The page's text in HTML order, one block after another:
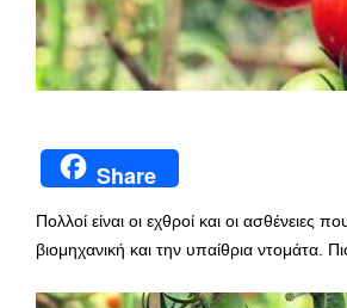
Share
Πολλοί είναι οι εχθροί και οι ασθένειες
βιομηχανική και την υπαίθρια ντομάτα.